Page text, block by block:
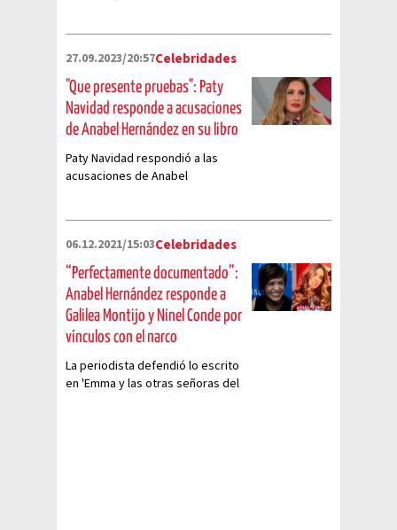
27.09.2023/20:57Celebridades
"Que presente pruebas": Paty
Navidad responde a acusaciones
de Anabel Hernández en su libro
Paty Navidad respondió a las
acusaciones de Anabel
06.12.2021/15:03Celebridades
“Perfectamente documentado”:
Anabel Hernández responde a
Galilea Montijo y Ninel Conde por
vínculos con el narco
La periodista defendió lo escrito
en 'Emma y las otras señoras del